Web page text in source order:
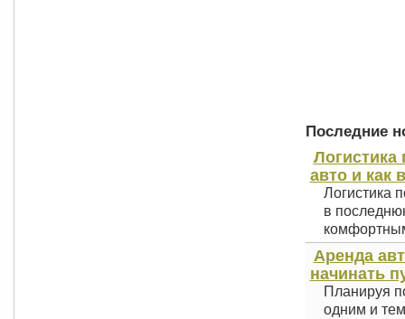
Последние
Логистика
авто и как
Логистика
в
Аренда
начинать
Планируя
одним и